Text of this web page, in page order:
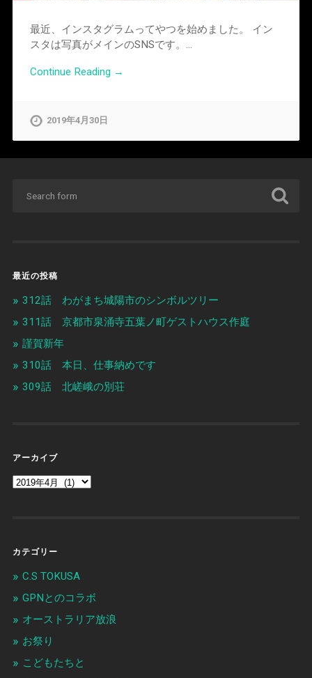
最近、インスタグラムってやつを始めました。 イン
スタは写真がメインのSNSです。…
Continue Reading →
2019年4月30日
最近の投稿
312話 わがまち城陽市のシンボルツリー
311話 京都市泉涌寺五葉ノ町ゲストハウス作庭
謹賀新年
310話 本日、仕事納めです
309話 北嵯峨の別荘
アーカイブ
カテゴリー
C.S TOKUSA
GPNとのコラボ
オーストラリア放浪
お祭り
こどもたちと